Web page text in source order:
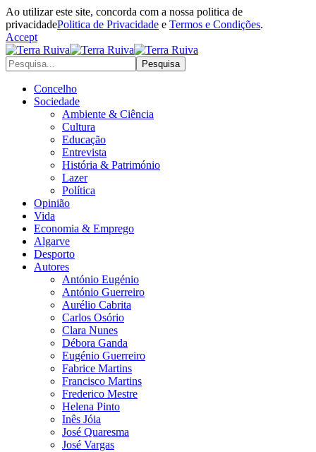
Ao utilizar este site, concorda com a nossa politica de
privacidadePolitica de Privacidade e Termos e Condições.
Accept
Concelho
Sociedade
Ambiente & Ciência
Cultura
Educação
Entrevista
História & Património
Lazer
Política
Opinião
Vida
Economia & Emprego
Algarve
Desporto
Autores
António Eugénio
António Guerreiro
Aurélio Cabrita
Carlos Osório
Clara Nunes
Débora Ganda
Eugénio Guerreiro
Fabrice Martins
Francisco Martins
Frederico Mestre
Helena Pinto
Inês Jóia
José Quaresma
José Vargas